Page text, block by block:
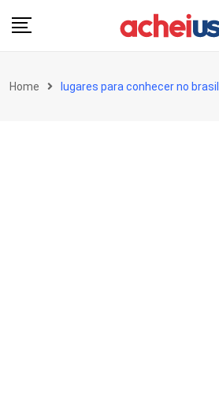
Home lugares para conhecer no brasil